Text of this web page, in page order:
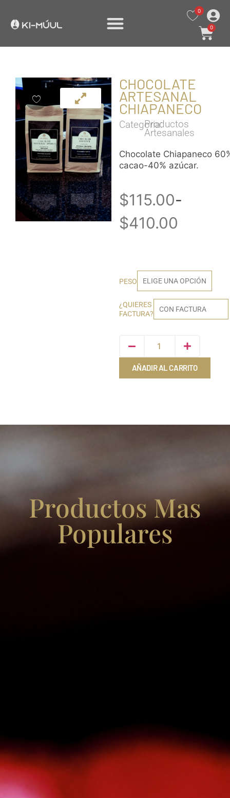
0
0
CHOCOLATE
ARTESANAL
CHIAPANECO
Categoria:Productos
Artesanales
Chocolate Chiapaneco
cacao-40% azúcar.
$115.00-
$410.00
PESO
¿QUIERES
FACTURA?
AÑADIR AL CARRITO
Productos Mas
Populares